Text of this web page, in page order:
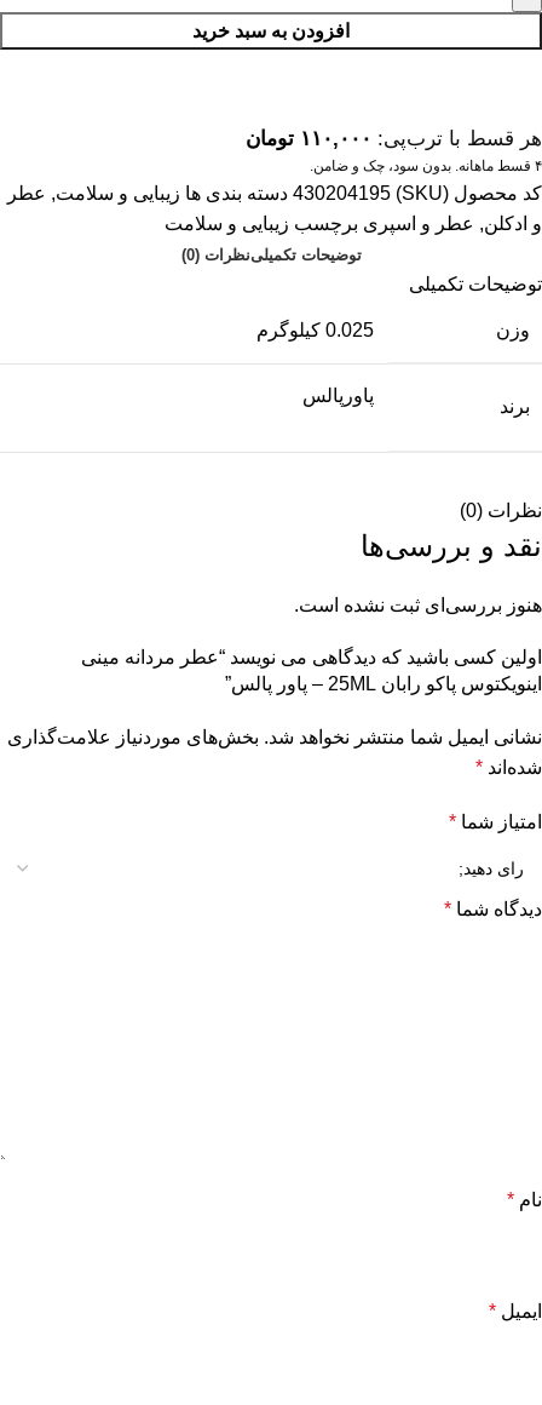
افزودن به سبد خرید
هر قسط با ترب‌پی: ۱۱۰,۰۰۰ تومان
۴ قسط ماهانه. بدون سود، چک و ضامن.
کد محصول (SKU) 430204195 دسته بندی ها زیبایی و سلامت, عطر
و ادکلن, عطر و اسپری برچسب زیبایی و سلامت
توضیحات تکمیلینظرات (0)
توضیحات تکمیلی
وزن 0.025 کیلوگرم
برند
پاورپالس
نظرات (0)
نقد و بررسی‌ها
هنوز بررسی‌ای ثبت نشده است.
اولین کسی باشید که دیدگاهی می نویسد “عطر مردانه مینی
اینویکتوس پاکو رابان 25ML – پاور پالس”
نشانی ایمیل شما منتشر نخواهد شد. بخش‌های موردنیاز علامت‌گذاری
شده‌اند *
امتیاز شما *
دیدگاه شما *
نام *
ایمیل *